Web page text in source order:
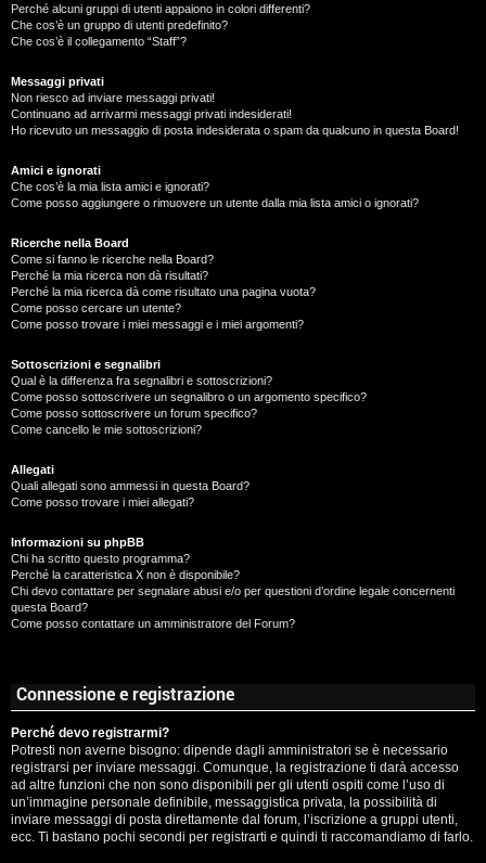
Perché alcuni gruppi di utenti appaiono in colori differenti?
Che cos’è un gruppo di utenti predefinito?
Che cos’è il collegamento “Staff”?
Messaggi privati
Non riesco ad inviare messaggi privati!
Continuano ad arrivarmi messaggi privati indesiderati!
Ho ricevuto un messaggio di posta indesiderata o spam da qualcuno in questa Board!
Amici e ignorati
Che cos’è la mia lista amici e ignorati?
Come posso aggiungere o rimuovere un utente dalla mia lista amici o ignorati?
Ricerche nella Board
Come si fanno le ricerche nella Board?
Perché la mia ricerca non dà risultati?
Perché la mia ricerca dà come risultato una pagina vuota?
Come posso cercare un utente?
Come posso trovare i miei messaggi e i miei argomenti?
Sottoscrizioni e segnalibri
Qual è la differenza fra segnalibri e sottoscrizioni?
Come posso sottoscrivere un segnalibro o un argomento specifico?
Come posso sottoscrivere un forum specifico?
Come cancello le mie sottoscrizioni?
Allegati
Quali allegati sono ammessi in questa Board?
Come posso trovare i miei allegati?
Informazioni su phpBB
Chi ha scritto questo programma?
Perché la caratteristica X non è disponibile?
Chi devo contattare per segnalare abusi e/o per questioni d’ordine legale concernenti
questa Board?
Come posso contattare un amministratore del Forum?
Connessione e registrazione
Perché devo registrarmi?
Potresti non averne bisogno: dipende dagli amministratori se è necessario
registrarsi per inviare messaggi. Comunque, la registrazione ti darà accesso
ad altre funzioni che non sono disponibili per gli utenti ospiti come l’uso di
un’immagine personale definibile, messaggistica privata, la possibilità di
inviare messaggi di posta direttamente dal forum, l’iscrizione a gruppi utenti,
ecc. Ti bastano pochi secondi per registrarti e quindi ti raccomandiamo di farlo.